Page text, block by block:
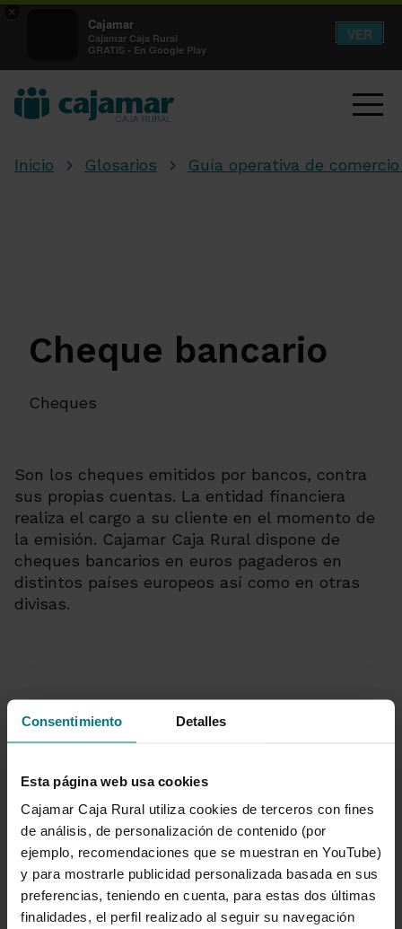
Consentimiento Detalles
Esta página web usa cookies
Cajamar Caja Rural utiliza cookies de terceros con fines
de análisis, de personalización de contenido (por
ejemplo, recomendaciones que se muestran en YouTube)
y para mostrarle publicidad personalizada basada en sus
preferencias, teniendo en cuenta, para estas dos últimas
finalidades, el perfil realizado al seguir su navegación
×
Cajamar
Cajamar Caja Rural
GRATIS - En Google Play
VER
Inicio Glosarios Guía operativa de
Cheque bancario
Cheques
Son los cheques emitidos por bancos, contra
sus propias cuentas. La entidad financiera
realiza el cargo a su cliente en el momento de
la emisión. Cajamar Caja Rural dispone de
cheques bancarios en euros pagaderos en
distintos países europeos así como en otras
divisas.
Te ayudamos
Quejas y reclamaciones
Oficinas y cajeros
Desbloqueo banca online
950 18 33 13